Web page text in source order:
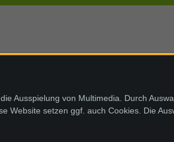
Ausspielung von Multimedia. Durch
Website setzen ggf. auch Cookies. Die